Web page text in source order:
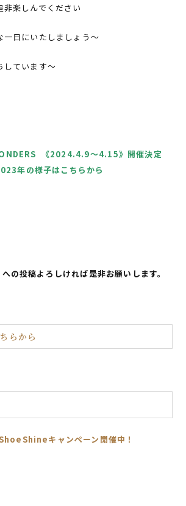
楽しんでください
一日にいたしましょう～
しています～
《2024.4.9〜4.15》開催決定
年の様子はこちらから
の投稿よろしければ是非お願いします。
らから
キャンペーン開催中！